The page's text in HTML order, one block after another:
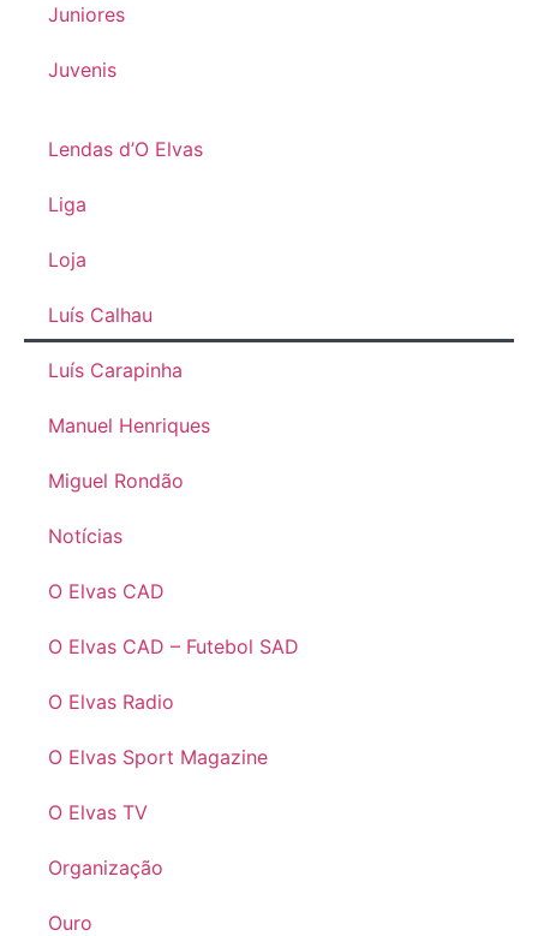
Juniores
Juvenis
Lendas d’O Elvas
Liga
Loja
Luís Calhau
Luís Carapinha
Manuel Henriques
Miguel Rondão
Notícias
O Elvas CAD
O Elvas CAD – Futebol SAD
O Elvas Radio
O Elvas Sport Magazine
O Elvas TV
Organização
Ouro